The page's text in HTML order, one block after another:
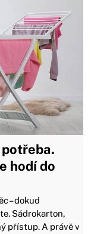
hodí do
– dokud
Sádrokarton,
přístup. A právě v